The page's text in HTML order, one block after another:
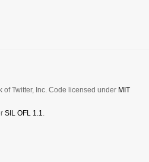
of Twitter, Inc. Code licensed under MIT
SIL OFL 1.1.